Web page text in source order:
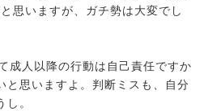
思いますが、ガチ勢は大変でし
成人以降の行動は自己責任ですか
と思いますよ。判断ミスも、自分
。